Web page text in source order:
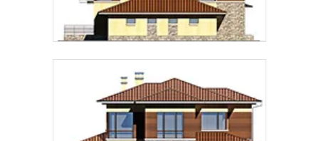
Предпочтительный способ связи:
Звонок
Telegram MAX
согласие на обработку персональных данных
подтверждаю, что ознакомлен(а) сполитикой